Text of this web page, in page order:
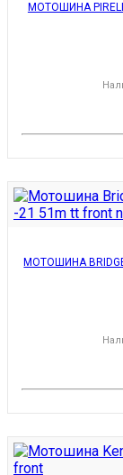
МОТОШИНА
МОТОШИНА